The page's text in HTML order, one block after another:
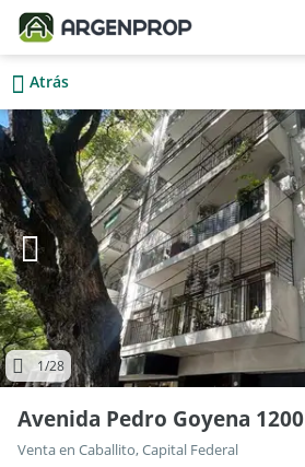
Atrás
1/28
Avenida Pedro Goyena 1200
Venta en Caballito, Capital Federal